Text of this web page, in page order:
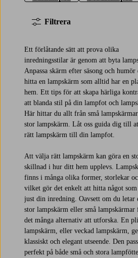
Filtrera
Ett förlåtande sätt att prova olika
inredningsstilar är genom att byta
Anpassa skärm efter säsong och humör
hitta en lampskärm som alltid har en
hem. Ett tips för att skapa härliga
att blanda stil på din lampfot och
Här hittar du allt från små
stor lampskärm. Låt oss guida dig till
rätt lampskärm till din lampfot.
Att välja rätt lampskärm kan göra en
skillnad i hur ditt hem upplevs.
finns i många olika former, storlekar
vilket gör det enkelt att hitta något som
just din inredning. Oavsett om du letar
stor lampskärm eller små lampskärmar
det många alternativ att utforska. En
lampskärm, eller veckad lampskärm,
klassiskt och elegant utseende. Den
perfekt på både små och stora